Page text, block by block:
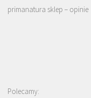
primanatura sklep – opinie
Polecamy: